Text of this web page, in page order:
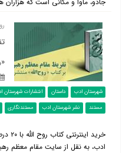
شهرستان ادب داستان انتشارات شهرستان
مستند
نشر شهرستان ادب مستندنگاری
ادب، به نقل از سایت مقام معظم